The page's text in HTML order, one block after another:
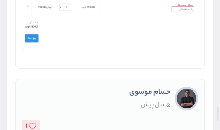
حسام موسوی
5 سال پیش
1